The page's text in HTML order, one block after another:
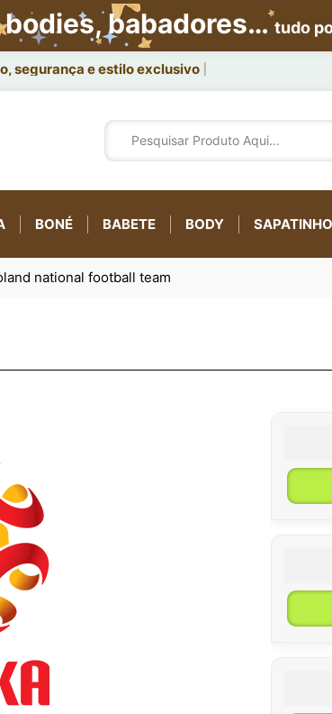
babadores…tudo
segurança e estilo exclusivo.
BONÉ BABETE BODY
national football team